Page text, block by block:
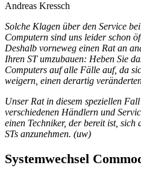
Andreas Kressch
Solche Klagen über den Service
Computern sind uns leider schon
Deshalb vorneweg einen Rat an
Ihren ST umzubauen: Heben Sie
Computers auf alle Fälle auf, da
weigern, einen derartig
Unser Rat in diesem speziellen
verschiedenen Händlern und
einen Techniker, der bereit ist,
STs anzunehmen. (uw)
Systemwechsel